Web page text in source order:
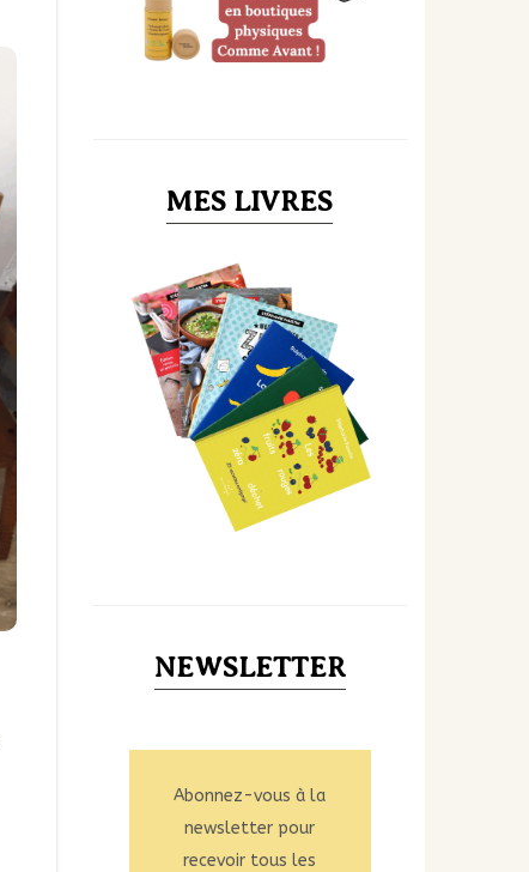
MES LIVRES
NEWSLETTER
Abonnez-vous à la
newsletter pour
recevoir tous les